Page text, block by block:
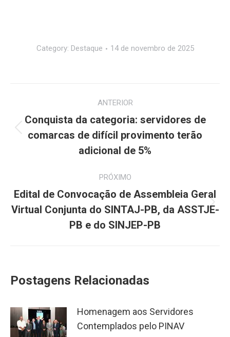
Category: Destaque 14 de novembro de 2025
de
post:
ANTERIOR
Post
anterior:
Conquista da categoria: servidores de
comarcas de difícil provimento terão
adicional de 5%
PRÓXIMO
Próximo
post:
Edital de Convocação de Assembleia Geral
Virtual Conjunta do SINTAJ-PB, da ASSTJE-
PB e do SINJEP-PB
Postagens Relacionadas
Homenagem aos Servidores
Contemplados pelo PINAV